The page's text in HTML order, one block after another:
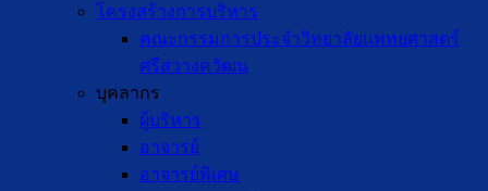
โครงสร้างการบริหาร
คณะกรรมการประจำวิทยาลัยแพทยศาสตร์
ศรีสวางควัฒน
บุคลากร
ผู้บริหาร
อาจารย์
อาจารย์พิเศษ